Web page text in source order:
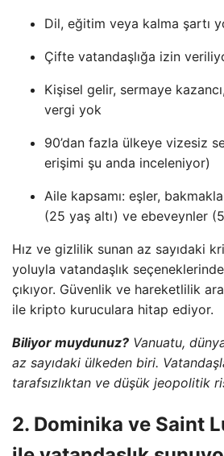
Dil, eğitim veya kalma şartı
Çifte vatandaşlığa izin
Kişisel gelir, sermaye
vergi yok
90’dan fazla ülkeye vizesiz
erişimi şu anda inceleniyor)
Aile kapsamı: eşler,
(25 yaş altı) ve ebeveynler
Hız ve gizlilik sunan az sayıdaki
yoluyla vatandaşlık
çıkıyor. Güvenlik ve hareketlilik
ile kripto kuruculara hitap ediyor.
Biliyor muydunuz? Vanuatu,
az sayıdaki ülkeden biri.
tarafsızlıktan ve düşük jeopolitik
2. Dominika ve Saint